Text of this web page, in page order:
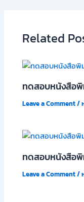
Related
ทดสอบหนังสือ
Leave a Comment/
ทดสอบหนังสือ
Leave a Comment/